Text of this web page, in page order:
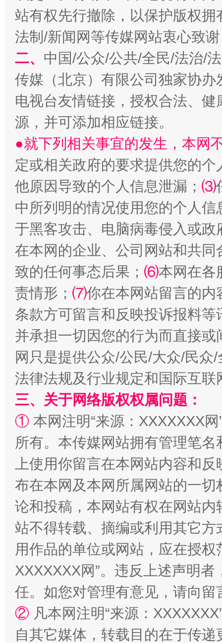
全民健身五年计划来了！等你上场
阿坝州三大球赛在茂县开幕 规模
国家大学科技园优化重塑工作
扯下公款旅游的“隐身衣” 如何以
站有权先行撤除，以保护版权
法制/新闻网等传媒网站衷心致
二、 中国/公众/公共/全民/法治/
传媒（北京）有限公司独家协
电视台友情链接，授权合法、
源，并可添加相应链接。
●就下列相关事宜的发生，本网
定或相关政府的要求提供您的个
他原因导致的个人信息泄漏； ⑶
中所列明的情况使用您的个人
于黑客攻击、电脑病毒侵入或
在本网的企业、公司网站和共
致的任何事态后果； ⑹本网在各
责情形； ⑺你在本网站留言的内
条款方可留言和反映投诉报料
并承担一切因您的行为而直接
网只是提供公众/公民/大众/民
法律法规及行业规定和国际互
三、关于网络版权权属问题：
① 本网注明“来源：XXXXXXX
所有。本传媒网站拥有管理笔
上使用你留言在本网站内容和
布在本网及本网所属网站的一
论和投稿，本网站有权在网站
站不得转载、摘编或利用其它
用作品的单位或网站，应在授
XXXXXXX网”。违反上述声明
任。如您对管理有意见，请向
② 凡本网注明“来源：
自其它媒体，转载目的在于传